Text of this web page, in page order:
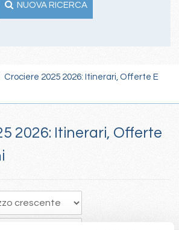
NUOVA RICERCA
Crociere 2025 2026: Itinerari, Offerte E
2026: Itinerari, Offerte